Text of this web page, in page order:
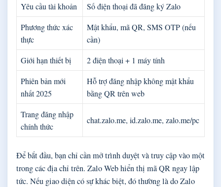
Yêu cầu tài khoản
Số điện thoại đã đăng ký Zalo
Phương thức xác
thực
Mật khẩu, mã QR, SMS OTP (nếu
cần)
Giới hạn thiết bị
2 điện thoại + 1 máy tính
Phiên bản mới
nhất 2025
Hỗ trợ đăng nhập không mật khẩu
bằng QR trên web
Trang đăng nhập
chính thức
chat.zalo.me, id.zalo.me, zalo.me/pc
Để bắt đầu, bạn chỉ cần mở trình duyệt và truy cập vào một
trong các địa chỉ trên. Zalo Web hiển thị mã QR ngay lập
tức. Nếu giao diện có sự khác biệt, đó thường là do Zalo